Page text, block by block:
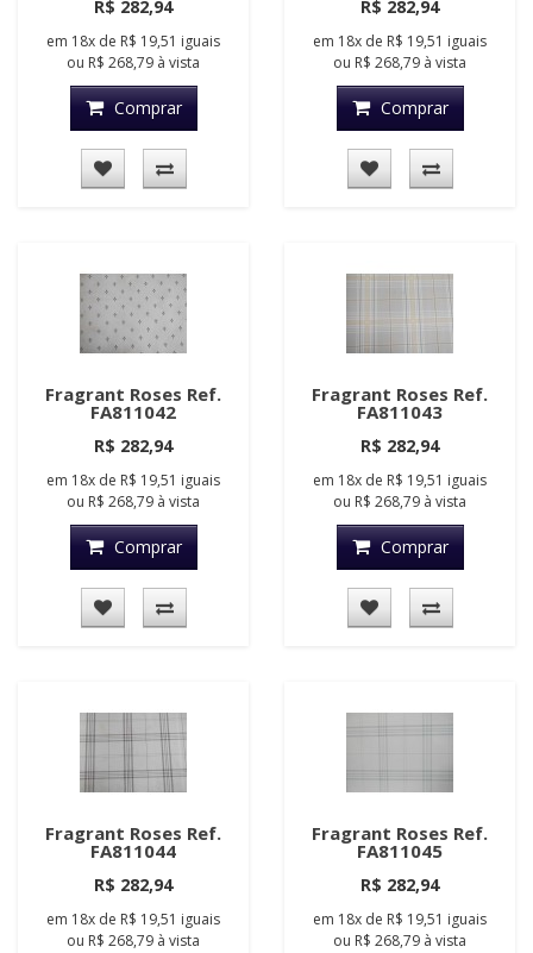
R$ 282,94
em 18x de R$ 19,51 iguais
ou R$ 268,79 à vista
Comprar
R$ 282,94
em 18x de R$ 19,51 iguais
ou R$ 268,79 à vista
Comprar
Fragrant Roses Ref.
FA811042
R$ 282,94
em 18x de R$ 19,51 iguais
ou R$ 268,79 à vista
Comprar
Fragrant Roses Ref.
FA811043
R$ 282,94
em 18x de R$ 19,51 iguais
ou R$ 268,79 à vista
Comprar
Fragrant Roses Ref.
FA811044
R$ 282,94
em 18x de R$ 19,51 iguais
ou R$ 268,79 à vista
Fragrant Roses Ref.
FA811045
R$ 282,94
em 18x de R$ 19,51 iguais
ou R$ 268,79 à vista